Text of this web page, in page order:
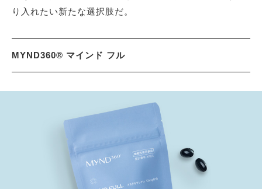
り入れたい新たな選択肢だ。
MYND360® マインド フル